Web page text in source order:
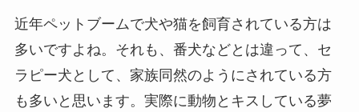
近年ペットブームで犬や猫を飼育されている方は
多いですよね。それも、番犬などとは違って、セ
ラピー犬として、家族同然のようにされている方
も多いと思います。実際に動物とキスしている夢